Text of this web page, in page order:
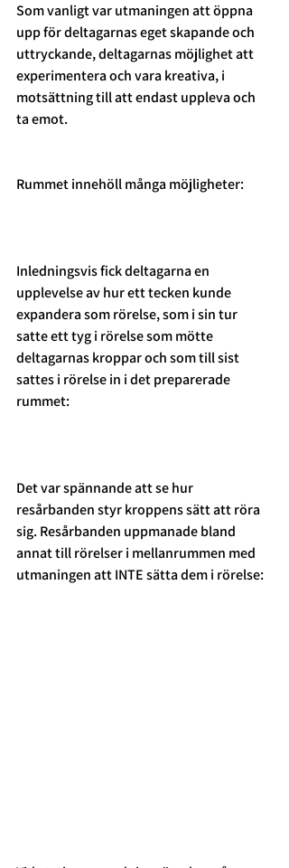
Som vanligt var utmaningen att öppna
upp för deltagarnas eget skapande och
uttryckande, deltagarnas möjlighet att
experimentera och vara kreativa, i
motsättning till att endast uppleva och
ta emot.
Rummet innehöll många möjligheter:
Inledningsvis fick deltagarna en
upplevelse av hur ett tecken kunde
expandera som rörelse, som i sin tur
satte ett tyg i rörelse som mötte
deltagarnas kroppar och som till sist
sattes i rörelse in i det preparerade
rummet:
Det var spännande att se hur
resårbanden styr kroppens sätt att röra
sig. Resårbanden uppmanade bland
annat till rörelser i mellanrummen med
utmaningen att INTE sätta dem i rörelse: